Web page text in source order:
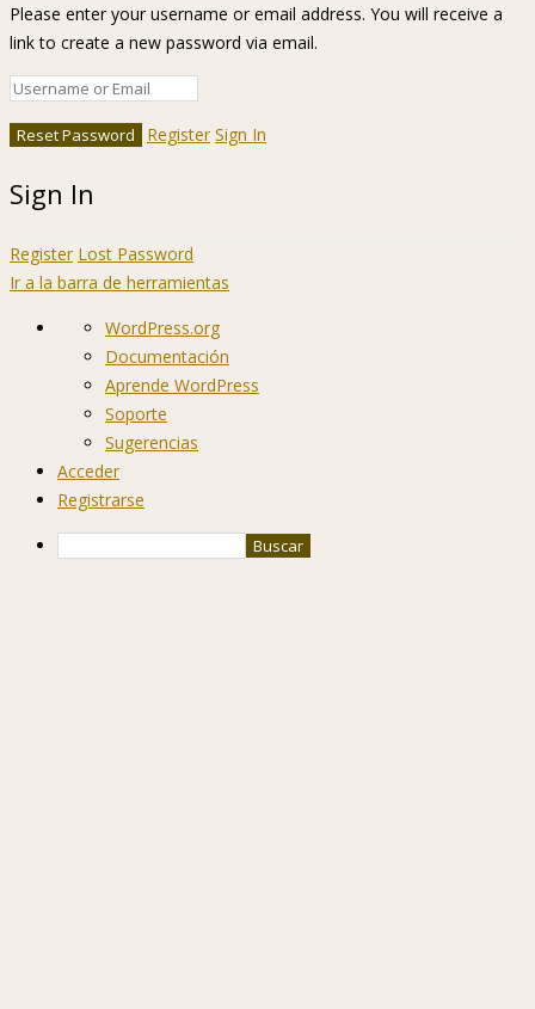
Please enter your username or email address. You will receive a
link to create a new password via email.
Register Sign In
Sign In
Register Lost Password
Ir a la barra de herramientas
Acerca
WordPress
WordPress.org
Documentación
Aprende WordPress
Soporte
Sugerencias
Acceder
Registrarse
Buscar